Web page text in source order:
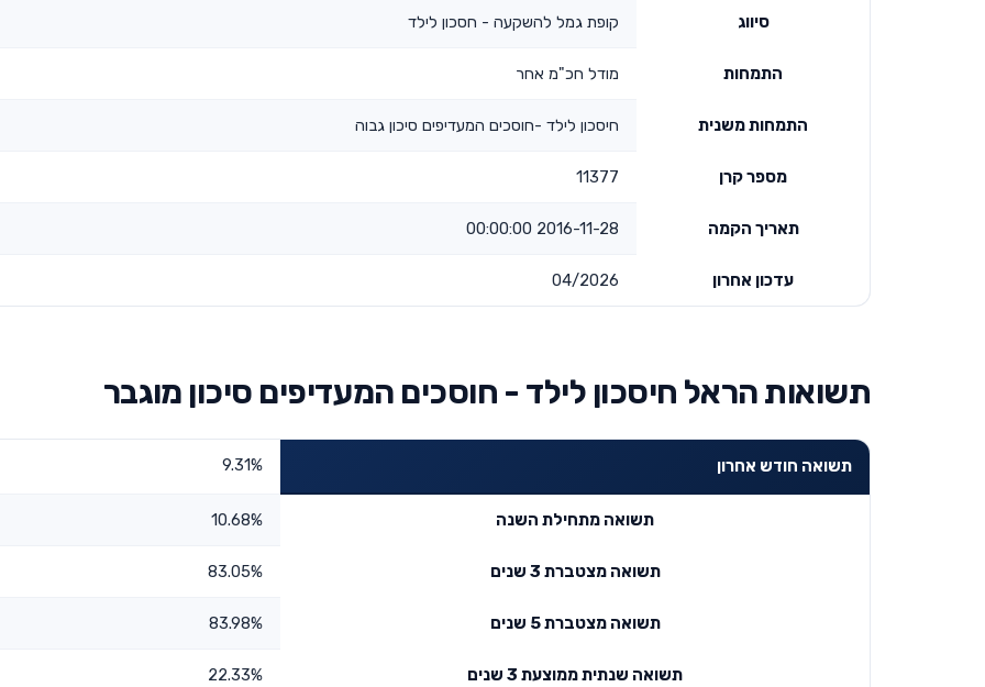
סיווג קופת גמל להשקעה - חסכון לילד
התמחות מודל חכ"מ אחר
התמחות משנית חיסכון לילד -חוסכים המעדיפים סיכון גבוה
מספר קרן 11377
תאריך הקמה 2016-11-28 00:00:00
עדכון אחרון 04/2026
תשואות הראל חיסכון לילד - חוסכים המעדיפים סיכון מוגבר
תשואה חודש אחרון 9.31%
תשואה מתחילת השנה 10.68%
תשואה מצטברת 3 שנים 83.05%
תשואה מצטברת 5 שנים 83.98%
תשואה שנתית ממוצעת 3 שנים 22.33%